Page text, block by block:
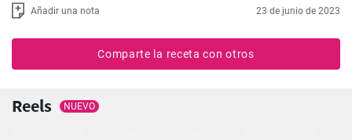
Añadir una nota 23 de junio de 2023
Comparte la receta con otros
Reels NUEVO